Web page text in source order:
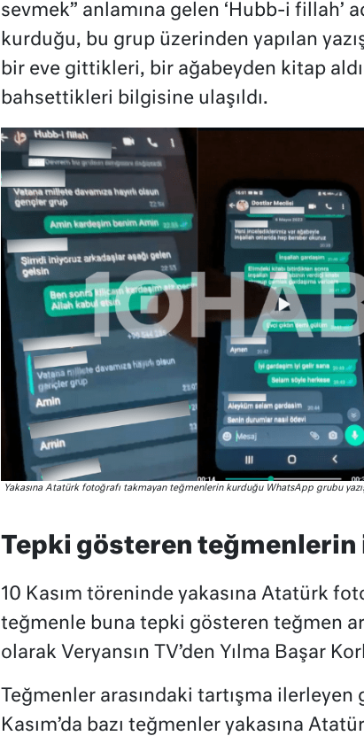
sevmek” anlamına gelen ‘Hubb-i fillah’
kurduğu, bu grup üzerinden yapılan
bir eve gittikleri, bir ağabeyden kitap
bahsettikleri bilgisine ulaşıldı.
Yakasına Atatürk fotoğrafı takmayan teğmenlerin kurduğu WhatsApp grubu
Tepki gösteren teğmenlerin
10 Kasım töreninde yakasına Atatürk
teğmenle buna tepki gösteren teğmen
olarak Veryansın TV’den Yılma Başar
Teğmenler arasındaki tartışma
Kasım’da bazı teğmenler yakasına